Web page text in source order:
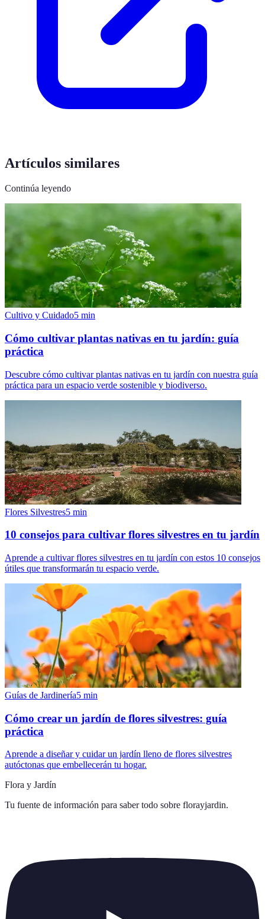
Artículos similares
Continúa leyendo
Cultivo y Cuidado5 min
Cómo cultivar plantas nativas en tu jardín: guía
práctica
Descubre cómo cultivar plantas nativas en tu jardín con nuestra guía
práctica para un espacio verde sostenible y biodiverso.
Flores Silvestres5 min
10 consejos para cultivar flores silvestres en tu jardín
Aprende a cultivar flores silvestres en tu jardín con estos 10 consejos
útiles que transformarán tu espacio verde.
Guías de Jardinería5 min
Cómo crear un jardín de flores silvestres: guía
práctica
Aprende a diseñar y cuidar un jardín lleno de flores silvestres
autóctonas que embellecerán tu hogar.
Flora y Jardín
Tu fuente de información para saber todo sobre florayjardin.